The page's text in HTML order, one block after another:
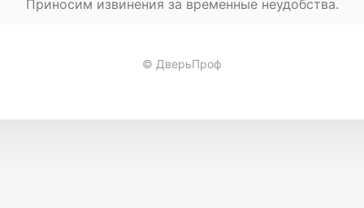
Приносим извинения за временные неудобства.
© ДверьПроф